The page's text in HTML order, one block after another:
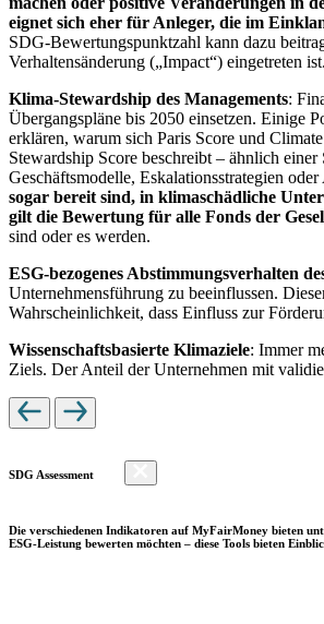
eignet sich eher für Anleger, die im
SDG-Bewertungspunktzahl kann dazu
Verhaltensänderung („Impact“) eingetreten ist.
Klima-Stewardship des Managements:
Übergangspläne bis 2050 einsetzen. Einige
erklären, warum sich Paris Score und
Stewardship Score beschreibt – ähnlich
Geschäftsmodelle, Eskalationsstrategien
sogar bereit sind, in klimaschädliche
gilt die Bewertung für alle Fonds der
sind oder es werden.
ESG-bezogenes Abstimmungsverhalten
Unternehmensführung zu beeinflussen.
Wahrscheinlichkeit, dass Einfluss zur
Wissenschaftsbasierte Klimaziele: Immer
Ziels. Der Anteil der Unternehmen mit
SDG Assessment
Die verschiedenen Indikatoren auf MyFairMoney bieten
ESG-Leistung bewerten möchten – diese Tools bieten